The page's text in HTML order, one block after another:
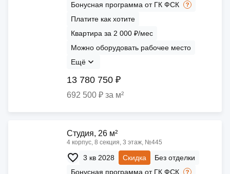
Бонусная программа от ГК ФСК
Платите как хотите
Квартира за 2 000 ₽/мес
Можно оборудовать рабочее место
Ещё
13 780 750 ₽
692 500 ₽ за м²
Cтудия, 26 м²
4 корпус, 8 секция, 3 этаж, №445
3 кв 2028 Скидка
Без отделки
Бонусная программа от ГК ФСК